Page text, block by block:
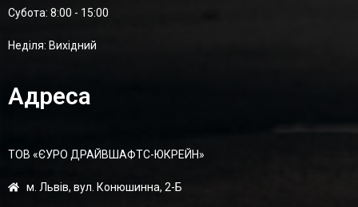
Суботa: 8:00 - 15:00
Неділя: Вихідний
Адреса
ТОВ «ЄУРО ДРАЙВШАФТC-ЮКРЕЙН»
м. Львів, вул. Конюшинна, 2-Б